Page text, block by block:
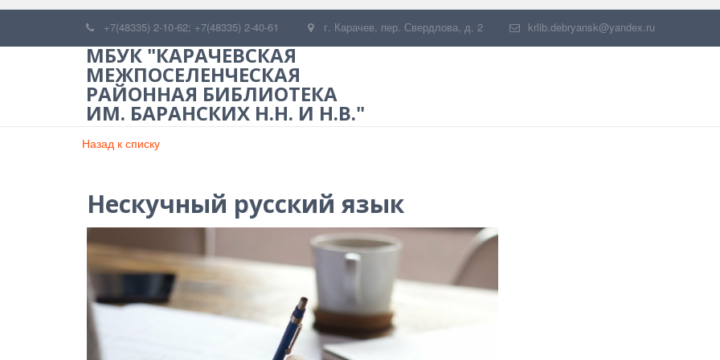
+7(48335) 2-10-62; +7(48335) 2-40-61 г. Карачев, пер. Свердлова, д. 2 krlib.debryansk@yandex.ru
МБУК "КАРАЧЕВСКАЯ
МЕЖПОСЕЛЕНЧЕСКАЯ
РАЙОННАЯ БИБЛИОТЕКА
ИМ. БАРАНСКИХ Н.Н. И Н.В."
Назад к списку
Нескучный русский язык